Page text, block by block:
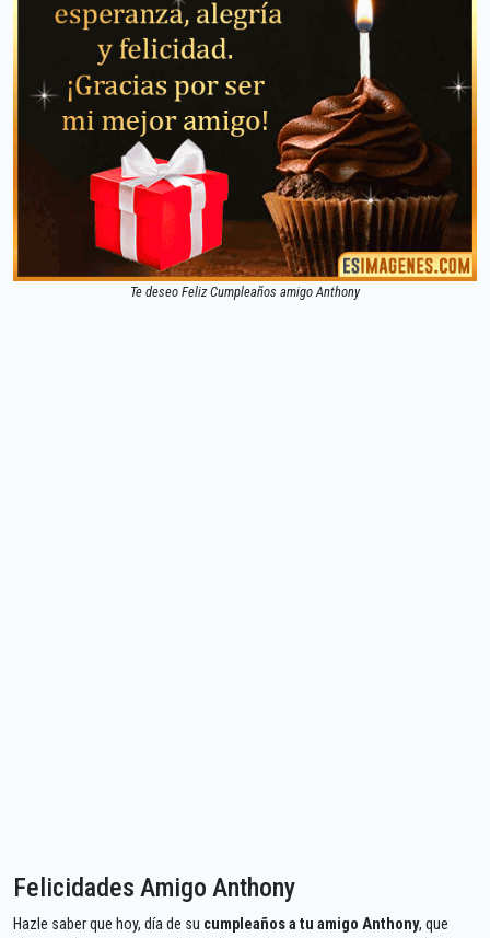
Te deseo Feliz Cumpleaños amigo Anthony
Felicidades Amigo Anthony
Hazle saber que hoy, día de su cumpleaños a tu amigo Anthony, que